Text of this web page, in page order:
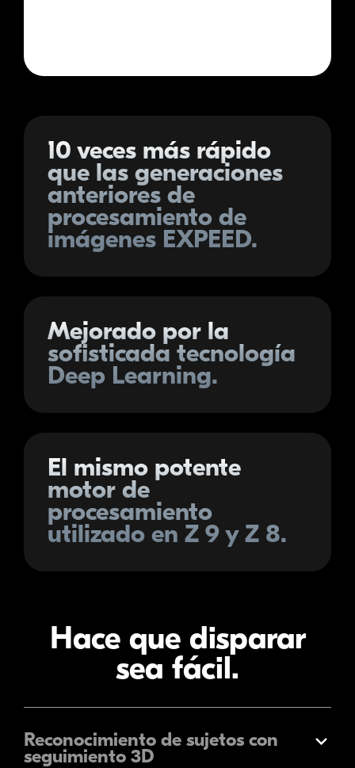
10 veces más rápido
que las generaciones
anteriores de
procesamiento de
imágenes EXPEED.
Mejorado por la
sofisticada tecnología
Deep Learning.
El mismo potente
motor de
procesamiento
utilizado en Z 9yZ 8.
Hace que disparar
sea fácil.
Expandir
Reconocimiento de sujetos con
seguimiento 3D